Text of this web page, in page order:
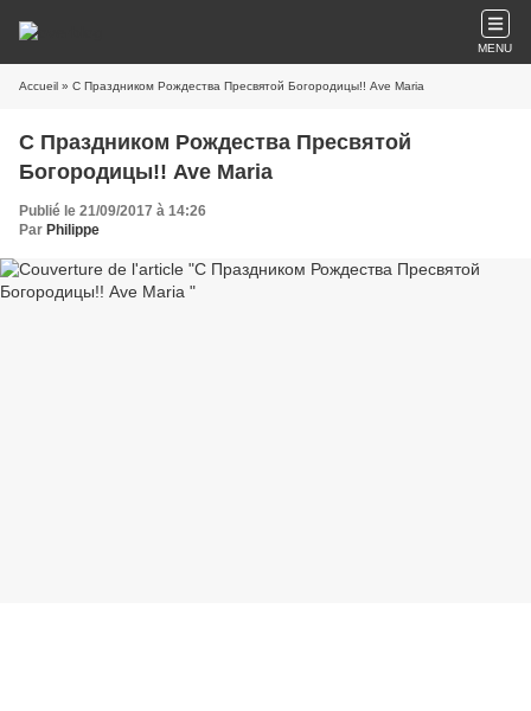
MENU
Accueil » С Праздником Рождества Пресвятой Богородицы!! Ave Maria
С Праздником Рождества Пресвятой
Богородицы!! Ave Maria
Publié le 21/09/2017 à 14:26
Par Philippe